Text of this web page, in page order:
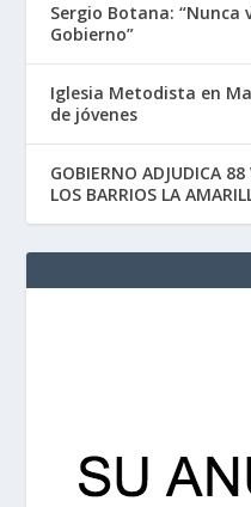
Sergio Botana:
Gobierno”
Iglesia Metodista en
de jóvenes
GOBIERNO ADJUDICA
LOS BARRIOS LA